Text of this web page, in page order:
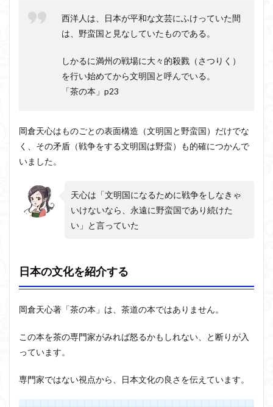
西洋人は、日本が平和な文芸にふけっていた間
は、野蛮国と見なしていたものである。
しかるに満州の戦場に大々的殺戮（さつりく）
を行い始めてから文明国と呼んでいる。
「茶の本」p23
岡倉天心はものごとの表面構造（文明国と野蛮国）だけでな
く、その矛盾（戦争をする文明国は野蛮）も的確につかんで
いました。
天心は「文明国になるために戦争をしなきゃ
いけないなら、永遠に野蛮国であり続けた
い」と言っていた
日本の文化を紹介する
岡倉天心著「茶の本」は、茶道の本ではありません。
この本を茶の専門家がみれば怒るかもしれない、と断りが入
っています。
専門家ではない視点から、日本文化の良さを伝えています。